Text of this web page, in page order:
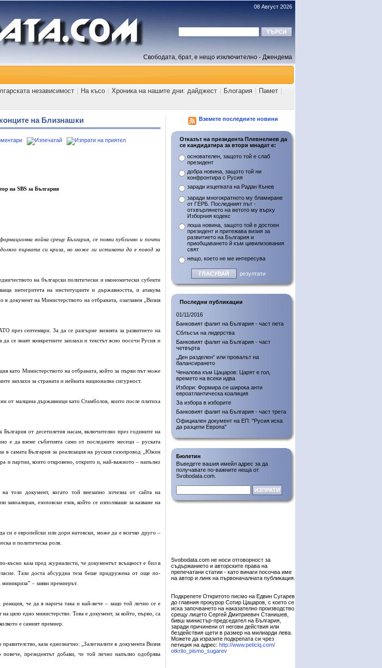
08 Август 2026
Свободата, брат, е нещо изключително - Джендема
независимост На късо Хроника на нашите дни: дайджест Блогария Памет
на Близнашки
на SBS за България
война срещу България, се появи публично и почти
първата си криза, но може ли истината да е повод за
на български политически и икономически субекти
интегритета на институциите и държавността, и атакува
документ на Министерството на отбраната, озаглавен „Визия
през септември. За да се разгърне визията за развитието на
се знаят конкретните заплахи и текстът ясно посочи Русия и
като Министерството на отбраната, който за първи път може
заплахи за страната и нейната национална сигурност.
от малцина държавници като Стамболов, които после платиха
от десетилетия насам, включително през годините на
е да вземе събитията само от последните месеци – руската
в самата България за реализация на руския газопровод „Южен
и партии, които откровено, открито и, най-важното – напълно
този документ, когато той внезапно изчезна от сайта на
езоповски език, който се използваше за казване на
си е европейски или дори натовски, може да е всичко друго –
и политическа роля.
късно каза пред журналисти, че документът всъщност е бил в
Тази доста абсурдна теза беше придружена от още по-
– заяви премиерът.
реакция, че да я нарича така и най-вече – защо той лично се е
цяло едно министерство. Това е документ, за който, първо, са
е самият премиер.
каза еднозначно: „Залегналите в документа Визия
президентът добави, че той лично напълно одобрява
Вземете последните новини
Отказът на президента Плевнелиев да
се кандидатира за втори мнадат е:
основателен, защото той е слаб
президент
добра новина, защото той ни
конфронтира с Русия
заради изцепката на Радан Кънев
заради многократното му бламиране
от ГЕРБ. Последният път -
отхвърлянето на ветото му върху
Изборния кодекс
лоша новина, защото той е достоен
президент и притежава визия за
развитието на България и
приобщаването й към цивилизования
свят
нещо, което не ме интересува
резултати
Последни публикации
01/11/2016
Банковият фалит на България - част пета
Сблъсък на лидерства
Банковият фалит на България - част
четвърта
„Ден разделен“ или провалът на
балансирането
Ченалова към Цацаров: Царят е гол,
времето на всеки идва
Избори: Формира се широка анти
евроатлантическа коалиция
За избора в изборите
Банковият фалит на България - част трета
Официален документ на ЕП: "Русия иска
да разцепи Европа"
Бюлетин
Въведете вашия имейл адрес за да
получавате по-важните неща от
Svobodata.com.
Svobodata.com не носи отговорност за
съдържанието и авторските права на
препечатани статии - като винаги посочва име
на автор и линк на първоначалната публикация.
Подкрепете Откритото писмо на Едвин Сугарев
до главния прокурор Сотир Цацаров, с което се
иска започването на наказателно производство
срещу лицето Сергей Дмитриевич Станишев,
бивш министър-председател на България,
заради причинени от негови действия или
бездействия щети в размер на милиарди лева.
Можете да изразите подкрепата си чрез
петиция на адрес: http://www.peticiq.com/
otkrito_pismo_sugarev